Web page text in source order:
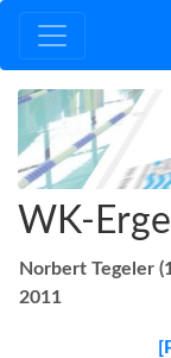
WK-
Norbert Tegeler
2011